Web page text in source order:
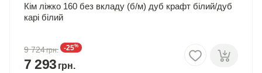
Кім ліжко 160 без вкладу (б/м) дуб крафт білий/дуб
карі білий
9 724 -25%
7 293